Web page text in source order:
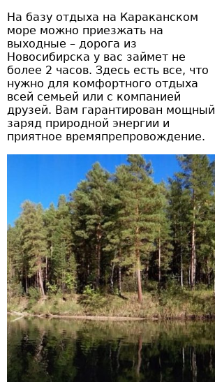
На базу отдыха на Караканском
море можно приезжать на
выходные – дорога из
Новосибирска у вас займет не
более 2 часов. Здесь есть все, что
нужно для комфортного отдыха
всей семьей или с компанией
друзей. Вам гарантирован мощный
заряд природной энергии и
приятное времяпрепровождение.